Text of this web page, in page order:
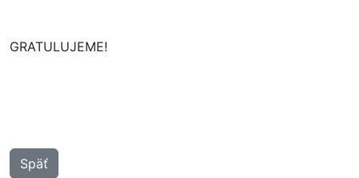
GRATULUJEME!
Späť